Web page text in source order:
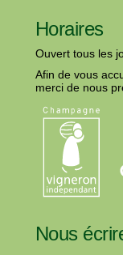
Horaires
Ouvert tous les
Afin de vous
merci de nous
Nous